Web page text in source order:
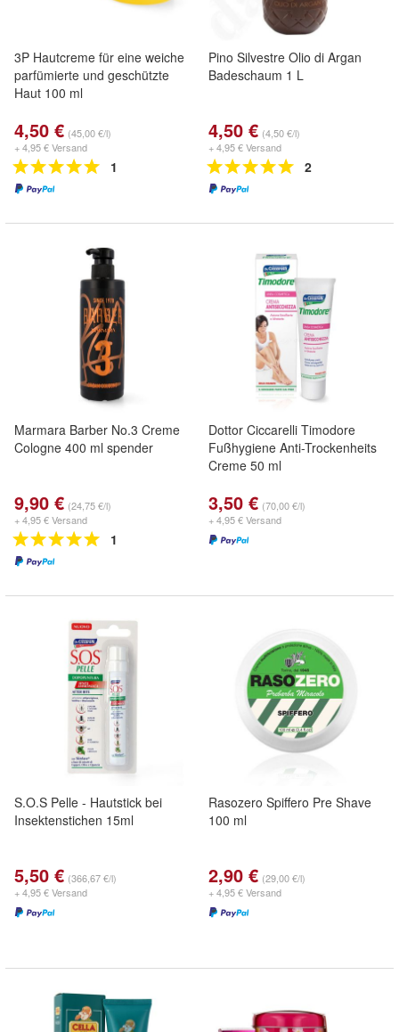
3P Hautcreme für eine weiche
parfümierte und geschützte
Haut 100 ml
4,50 € (45,00 €/l)
+ 4,95 € Versand
1
Pino Silvestre Olio di Argan
Badeschaum 1 L
4,50 € (4,50 €/l)
+ 4,95 € Versand
2
Marmara Barber No.3 Creme
Cologne 400 ml spender
9,90 € (24,75 €/l)
+ 4,95 € Versand
1
Dottor Ciccarelli Timodore
Fußhygiene Anti-Trockenheits
Creme 50 ml
3,50 € (70,00 €/l)
+ 4,95 € Versand
S.O.S Pelle - Hautstick bei
Insektenstichen 15ml
5,50 € (366,67 €/l)
+ 4,95 € Versand
Rasozero Spiffero Pre Shave
100 ml
2,90 € (29,00 €/l)
+ 4,95 € Versand